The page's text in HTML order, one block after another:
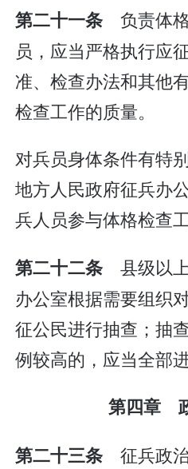
第二十一条 负责体
员，应当严格执行应
准、检查办法和其他
检查工作的质量。
对兵员身体条件有特
地方人民政府征兵办
兵人员参与体格检查工
第二十二条 县级以
办公室根据需要组织
征公民进行抽查；抽
例较高的，应当全部进
第四章
第二十三条 征兵政